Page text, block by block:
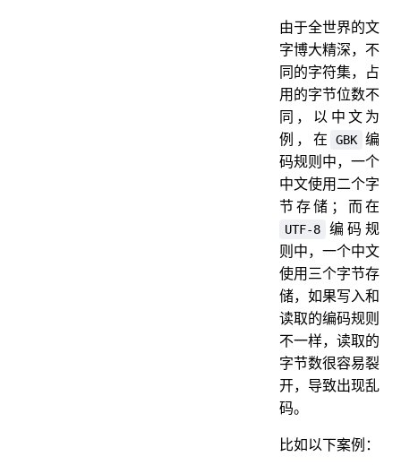
由于全世界的文
字博大精深，不
同的字符集，占
用的字节位数不
同，以中文为
例，在
GBK 编
码规则中，一个
中文使用二个字
节存储；而在
UTF-8
编码规
则中，一个中文
使用三个字节存
储，如果写入和
读取的编码规则
不一样，读取的
字节数很容易裂
开，导致出现乱
码。
比如以下案例：